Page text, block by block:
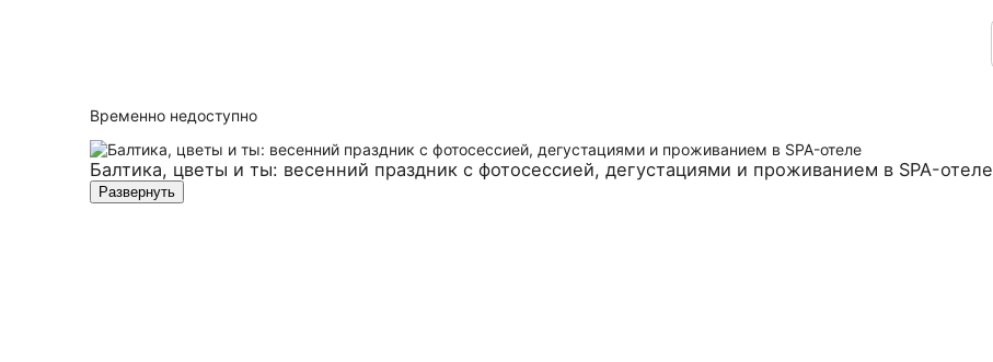
Временно недоступно
Балтика, цветы и ты: весенний праздник с фотосессией, дегустациями и проживанием в SPA-отеле
Развернуть